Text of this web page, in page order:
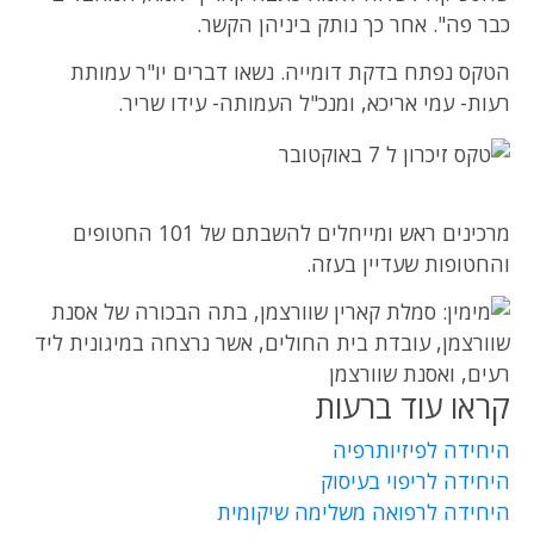
כבר פה". אחר כך נותק ביניהן הקשר.
הטקס נפתח בדקת דומייה. נשאו דברים יו"ר עמותת
רעות- עמי אריכא, ומנכ"ל העמותה- עידו שריר.
מרכינים ראש ומייחלים להשבתם של 101 החטופים
והחטופות שעדיין בעזה.
קראו עוד ברעות
היחידה לפיזיותרפיה
היחידה לריפוי בעיסוק
היחידה לרפואה משלימה שיקומית